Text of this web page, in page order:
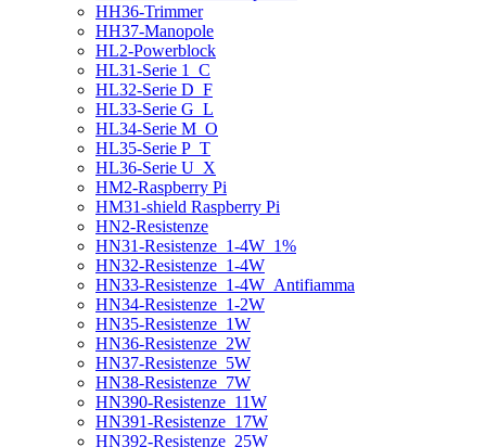
HH36-Trimmer
HH37-Manopole
HL2-Powerblock
HL31-Serie 1_C
HL32-Serie D_F
HL33-Serie G_L
HL34-Serie M_O
HL35-Serie P_T
HL36-Serie U_X
HM2-Raspberry Pi
HM31-shield Raspberry Pi
HN2-Resistenze
HN31-Resistenze_1-4W_1%
HN32-Resistenze_1-4W
HN33-Resistenze_1-4W_Antifiamma
HN34-Resistenze_1-2W
HN35-Resistenze_1W
HN36-Resistenze_2W
HN37-Resistenze_5W
HN38-Resistenze_7W
HN390-Resistenze_11W
HN391-Resistenze_17W
HN392-Resistenze_25W